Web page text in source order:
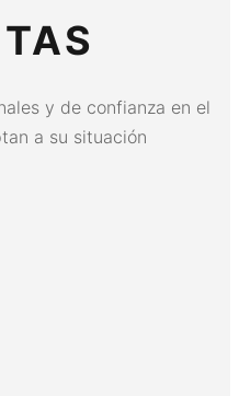
y de confianza en el
a su situación